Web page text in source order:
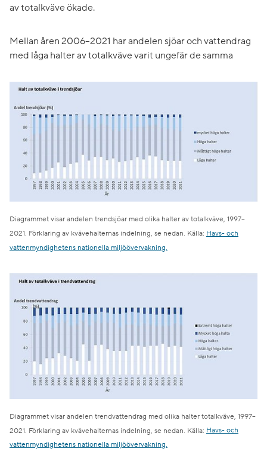
av totalkväve ökade.
Mellan åren 2006–2021 har andelen sjöar och vattendrag
med låga halter av totalkväve varit ungefär de samma
Diagrammet visar andelen trendsjöar med olika halter av totalkväve, 1997–
2021. Förklaring av kvävehalternas indelning, se nedan. Källa: Havs- och
vattenmyndighetens nationella miljöövervakning.
Diagrammet visar andelen trendvattendrag med olika halter totalkväve, 1997–
2021. Förklaring av kvävehalternas indelning, se nedan. Källa: Havs- och
vattenmyndighetens nationella miljöövervakning.